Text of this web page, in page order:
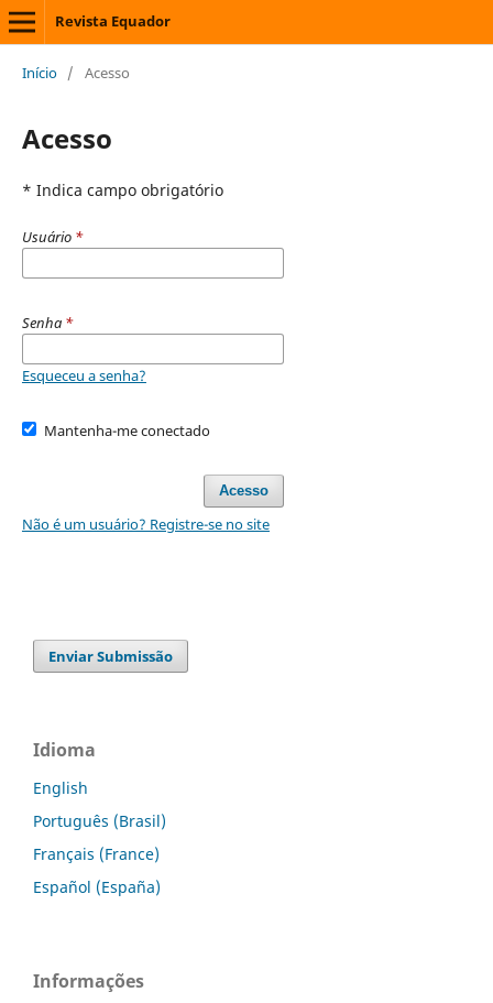
Revista Equador
Início / Acesso
Acesso
* Indica campo obrigatório
Usuário *
Senha *
Esqueceu a senha?
Mantenha-me conectado
Acesso
Não é um usuário? Registre-se no site
Enviar Submissão
Idioma
English
Português (Brasil)
Français (France)
Español (España)
Informações